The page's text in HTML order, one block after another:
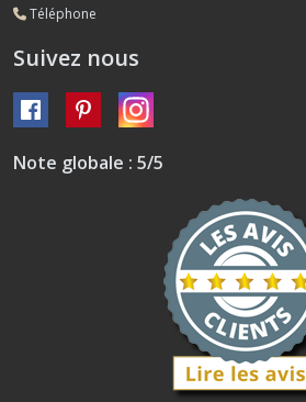
Téléphone
Suivez nous
Note globale : 5/5